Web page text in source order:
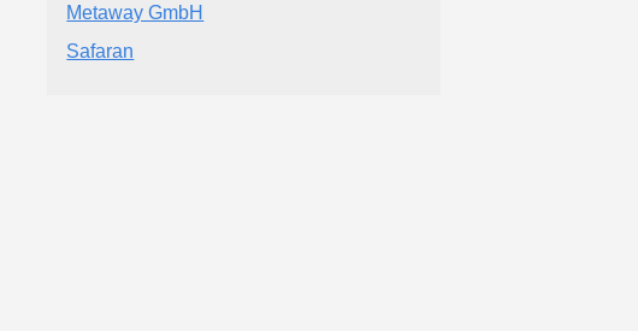
Metaway GmbH
Safaran